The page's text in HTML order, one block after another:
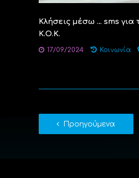
Κλήσεις μέσω … sms
Κ.Ο.Κ.
17/09/2024 Κοινωνία
Προηγούμενα